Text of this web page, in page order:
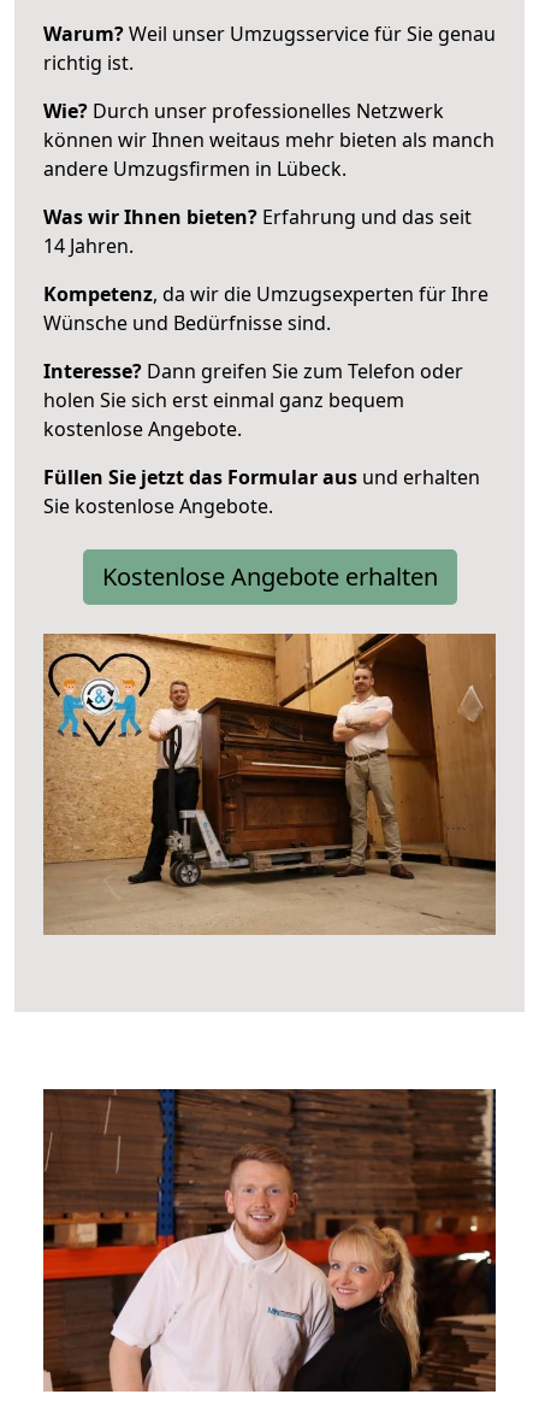
Warum?Weil unser Umzugsservice für Sie genau
richtig ist.
Wie? Durch unser professionelles Netzwerk
können wir Ihnen weitaus mehr bieten als manch
andere Umzugsfirmen in Lübeck.
Was wir Ihnen bieten? Erfahrung und das seit
14 Jahren.
Kompetenz, da wir die Umzugsexperten für Ihre
Wünsche und Bedürfnisse sind.
Interesse? Dann greifen Sie zum Telefon oder
holen Sie sich erst einmal ganz bequem
kostenlose Angebote.
Füllen Sie jetzt das Formular aus und erhalten
Sie kostenlose Angebote.
Kostenlose Angebote erhalten